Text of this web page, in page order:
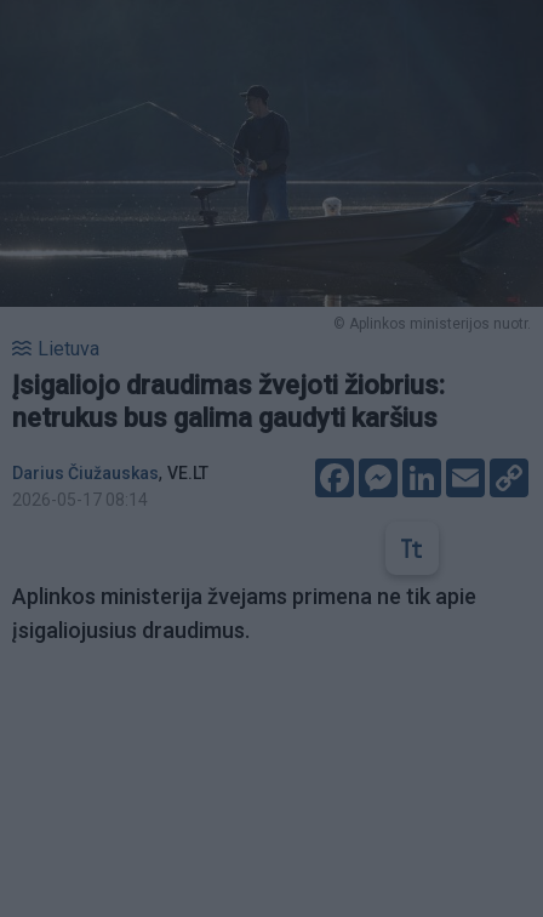
© Aplinkos ministerijos nuotr.
Lietuva
Įsigaliojo draudimas žvejoti žiobrius:
netrukus bus galima gaudyti karšius
Darius Čiužauskas, VE.LT
2026-05-17 08:14
FacebookMessenger
LinkedIn
Email
Aplinkos ministerija žvejams primena ne tik apie
įsigaliojusius draudimus.